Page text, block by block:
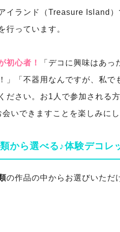
イランド（Treasure Island
行っています。
初心者！
「デコに興味はあ
」「不器用なんですが、私で
ださい。お1人で参加される
いできますことを楽しみにし
から選べる♪体験デコレ
の作品の中からお選びいただ